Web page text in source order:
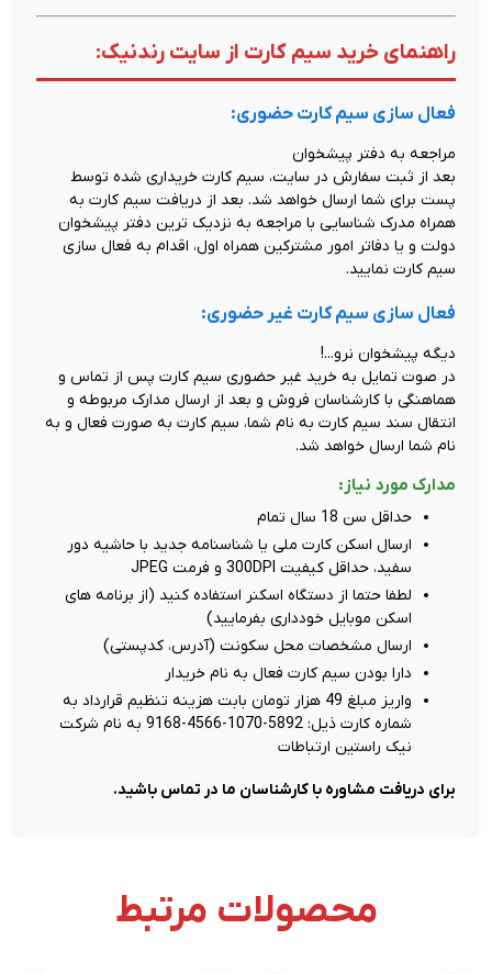
راهنمای خرید سیم کارت از سایت رندنیک:
فعال سازی سیم کارت حضوری:
مراجعه به دفتر پیشخوان
بعد از ثبت سفارش در سایت، سیم کارت خریداری شده توسط
پست برای شما ارسال خواهد شد. بعد از دریافت سیم کارت به
همراه مدرک شناسایی با مراجعه به نزدیک ترین دفتر پیشخوان
دولت و یا دفاتر امور مشترکین همراه اول، اقدام به فعال سازی
سیم کارت نمایید.
فعال سازی سیم کارت غیر حضوری:
دیگه پیشخوان نرو...!
در صوت تمایل به خرید غیر حضوری سیم کارت پس از تماس و
هماهنگی با کارشناسان فروش و بعد از ارسال مدارک مربوطه و
انتقال سند سیم کارت به نام شما، سیم کارت به صورت فعال و به
نام شما ارسال خواهد شد.
مدارک مورد نیاز:
حداقل سن 18 سال تمام
ارسال اسکن کارت ملی یا شناسنامه جدید با حاشیه دور
سفید، حداقل کیفیت 300DPI و فرمت JPEG
لطفا حتما از دستگاه اسکنر استفاده کنید (از برنامه های
اسکن موبایل خودداری بفرمایید)
ارسال مشخصات محل سکونت (آدرس، کدپستی)
دارا بودن سیم کارت فعال به نام خریدار
واریز مبلغ 49 هزار تومان بابت هزینه تنظیم قرارداد به
شماره کارت ذیل: 5892-1070-4566-9168 به نام شرکت
نیک راستین ارتباطات
برای دریافت مشاوره با کارشناسان ما در تماس باشید.
محصولات مرتبط